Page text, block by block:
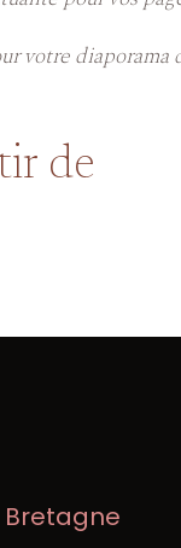
votre diaporama
de
Bretagne